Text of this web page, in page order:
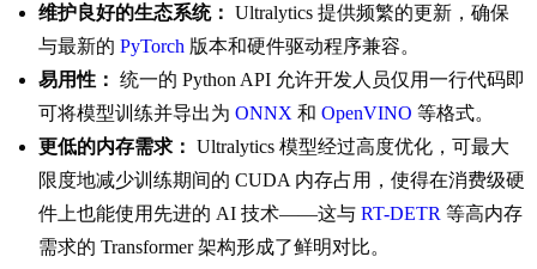
维护良好的生态系统： Ultralytics 提供频繁的更新，确保
与最新的 PyTorch 版本和硬件驱动程序兼容。
易用性： 统一的 Python API 允许开发人员仅用一行代码即
可将模型训练并导出为 ONNX 和 OpenVINO 等格式。
更低的内存需求： Ultralytics 模型经过高度优化，可最大
限度地减少训练期间的 CUDA 内存占用，使得在消费级硬
件上也能使用先进的 AI 技术——这与 RT-DETR 等高内存
需求的 Transformer 架构形成了鲜明对比。